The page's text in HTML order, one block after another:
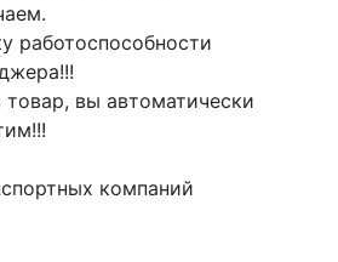
работоспособности
вы автоматически
компaний